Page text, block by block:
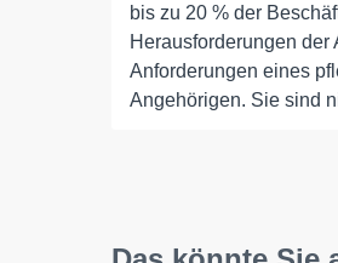
bis zu 20 % der
Herausforderungen der
Anforderungen eines
Angehörigen. Sie sind